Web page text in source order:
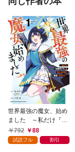
世界最強の魔女、始め
ました ～私だけ『攻
略サイト』を見れる世
界で自由に生きます～
792 88
試読フル 割引